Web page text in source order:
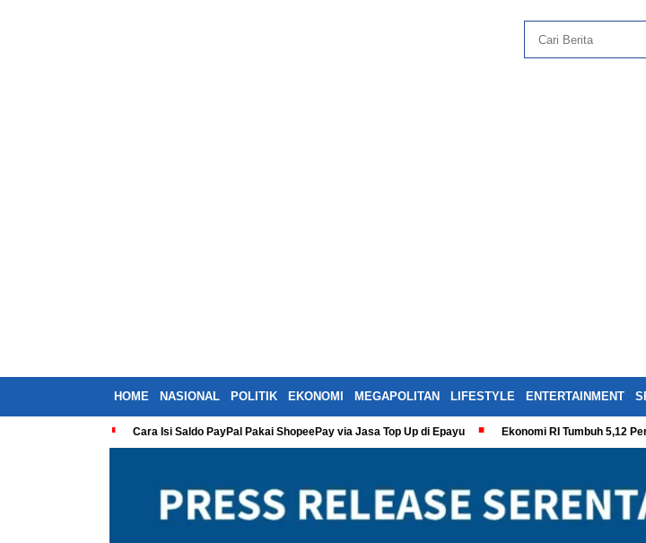
HOME NASIONAL POLITIK EKONOMI MEGAPOLITAN LIFESTYLE ENTERTAINMENT
Cara Isi Saldo PayPal Pakai ShopeePay via Jasa Top Up di Epayu Ekonomi RI Tumbuh 5,12